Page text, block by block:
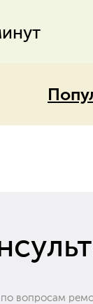
вопросам